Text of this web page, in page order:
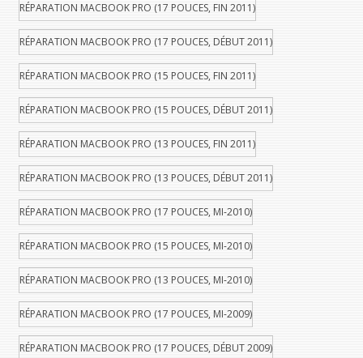
RÉPARATION MACBOOK PRO (17 POUCES, FIN 2011)
RÉPARATION MACBOOK PRO (17 POUCES, DÉBUT 2011)
RÉPARATION MACBOOK PRO (15 POUCES, FIN 2011)
RÉPARATION MACBOOK PRO (15 POUCES, DÉBUT 2011)
RÉPARATION MACBOOK PRO (13 POUCES, FIN 2011)
RÉPARATION MACBOOK PRO (13 POUCES, DÉBUT 2011)
RÉPARATION MACBOOK PRO (17 POUCES, MI-2010)
RÉPARATION MACBOOK PRO (15 POUCES, MI-2010)
RÉPARATION MACBOOK PRO (13 POUCES, MI-2010)
RÉPARATION MACBOOK PRO (17 POUCES, MI-2009)
RÉPARATION MACBOOK PRO (17 POUCES, DÉBUT 2009)